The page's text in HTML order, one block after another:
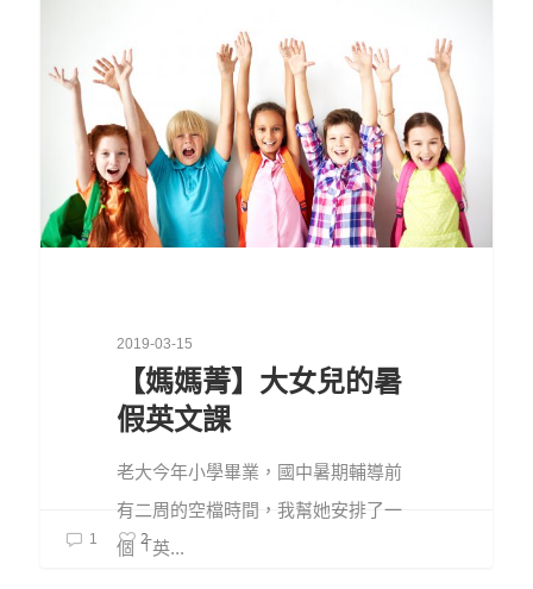
2019-03-15
【媽媽菁】大女兒的暑
假英文課
老大今年小學畢業，國中暑期輔導前
有二周的空檔時間，我幫她安排了一
個「英...
1 2